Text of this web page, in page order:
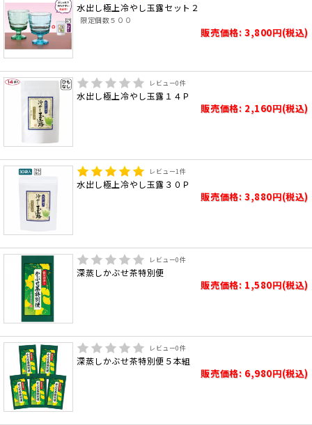
水出し極上冷やし玉露セット２
限定個数５００
販売価格: 3,800円(税込)
レビュー0件
水出し極上冷やし玉露１４Ｐ
販売価格: 2,160円(税込)
レビュー1件
水出し極上冷やし玉露３０Ｐ
販売価格: 3,880円(税込)
レビュー0件
深蒸しかぶせ茶特別便
販売価格: 1,580円(税込)
レビュー0件
深蒸しかぶせ茶特別便５本組
販売価格: 6,980円(税込)